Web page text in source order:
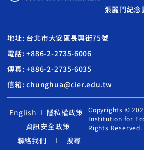
張麗門紀念
地址: 台北市大安區長興街75號
電話: +886-2-2735-6006
傳真: +886-2-2735-6035
信箱: chunghua@cier.edu.tw
English
隱私權政策
資訊安全政策
聯絡我們
搜尋
Copyrights ©
Institution for
Rights Reserved.